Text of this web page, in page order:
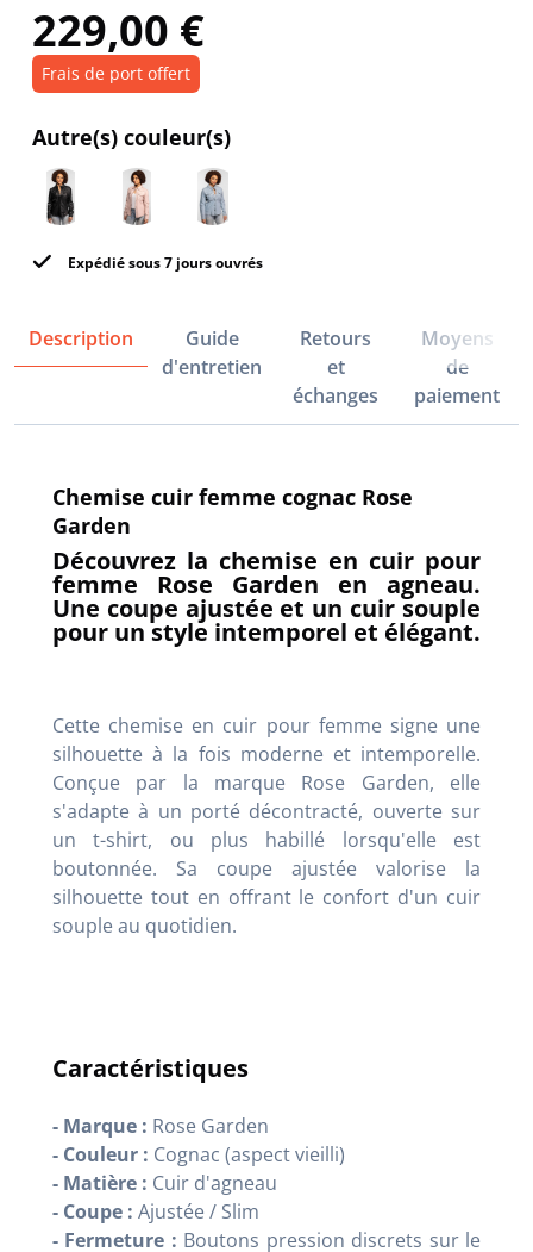
229,00 €
Frais de port offert
Autre(s) couleur(s)
Expédié sous 7 jours ouvrés
Description
Guide
d'entretien
Retours
et
échanges
Moyens
de
paiement
Chemise cuir femme cognac Rose
Garden
Découvrez la chemise en cuir pour
femme Rose Garden en agneau.
Une coupe ajustée et un cuir souple
pour un style intemporel et élégant.
Cette chemise en cuir pour femme signe une
silhouette à la fois moderne et intemporelle.
Conçue par la marque Rose Garden, elle
s'adapte à un porté décontracté, ouverte sur
un t-shirt, ou plus habillé lorsqu'elle est
boutonnée. Sa coupe ajustée valorise la
silhouette tout en offrant le confort d'un cuir
souple au quotidien.
Caractéristiques
- Marque : Rose Garden
- Couleur : Cognac (aspect vieilli)
- Matière : Cuir d'agneau
- Coupe : Ajustée / Slim
- Fermeture : Boutons pression discrets sur le